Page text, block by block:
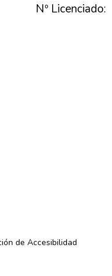
Nº Licenciado:
de Accesibilidad